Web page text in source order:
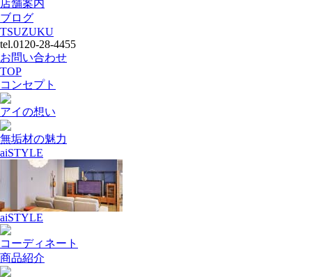
店舗案内
ブログ
TSUZUKU
tel.0120-28-4455
お問い合わせ
TOP
コンセプト
アイの想い
無垢材の魅力
aiSTYLE
aiSTYLE
コーディネート
商品紹介